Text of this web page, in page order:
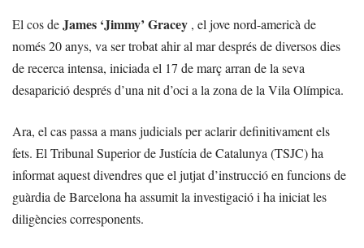
El cos deJames ‘Jimmy’ Gracey , el jove nord-americà de
només 20 anys, va ser trobat ahir al mar després de diversos dies
de recerca intensa, iniciada el 17 de març arran de la seva
desaparició després d’una nit d’oci a la zona de la Vila Olímpica.
Ara, el cas passa a mans judicials per aclarir definitivament els
fets. El Tribunal Superior de Justícia de Catalunya (TSJC) ha
informat aquest divendres que el jutjat d’instrucció en funcions de
guàrdia de Barcelona ha assumit la investigació i ha iniciat les
diligències corresponents.